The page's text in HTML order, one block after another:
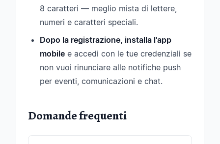
8 caratteri — meglio mista di lettere,
numeri e caratteri speciali.
Dopo la registrazione, installa l'app
mobile e accedi con le tue credenziali se
non vuoi rinunciare alle notifiche push
per eventi, comunicazioni e chat.
Domande frequenti